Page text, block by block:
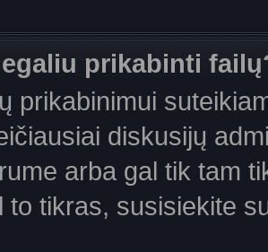
prikabinti
prikabinimui
diskusijų
arba gal tik tam
to tikras, susisiekite